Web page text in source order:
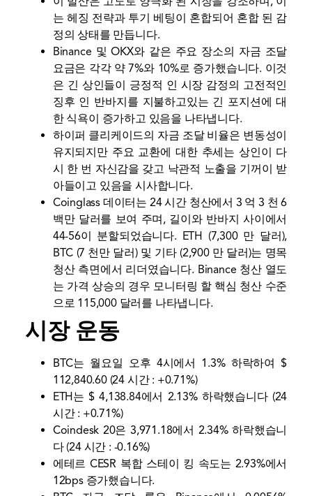
는 헤징 전략과 투기 베팅이 혼합되어 혼합 된 감
정의 상태를 만듭니다.
Binance 및 OKX와 같은 주요 장소의 자금 조달
요금은 각각 약 7%와 10%로 증가했습니다. 이것
은 긴 상인들이 긍정적 인 시장 감정의 고전적인
징후 인 반바지를 지불하고있는 긴 포지션에 대
한 식욕이 증가하고 있음을 나타냅니다.
하이퍼 클리케이드의 자금 조달 비율은 변동성이
유지되지만 주요 교환에 대한 추세는 상인이 다
시 한 번 자신감을 갖고 낙관적 노출을 기꺼이 받
아들이고 있음을 시사합니다.
Coinglass 데이터는 24 시간 청산에서 3 억 3 천 6
백만 달러를 보여 주며, 길이와 반바지 사이에서
44-56이 분할되었습니다. ETH (7,300 만 달러),
BTC (7 천만 달러) 및 기타 (2,900 만 달러)는 명목
청산 측면에서 리더였습니다. Binance 청산 열도
는 가격 상승의 경우 모니터링 할 핵심 청산 수준
으로 115,000 달러를 나타냅니다.
시장 운동
BTC는 월요일 오후 4시에서 1.3% 하락하여 $
112,840.60 (24 시간 : +0.71%)
ETH는 $ 4,138.84에서 2.13% 하락했습니다 (24
시간 : +0.71%)
Coindesk 20은 3,971.18에서 2.34% 하락했습니
다 (24 시간 : -0.16%)
에테르 CESR 복합 스테이 킹 속도는 2.93%에서
12bps 증가했습니다.